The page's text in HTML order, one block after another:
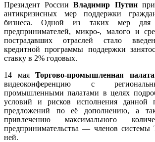
Президент РоссииВладимир Путин
антикризисных мер поддержки
бизнеса. Одной из таких мер для
предпринимателей, микро-, малого и
пострадавших отраслей стало
кредитной программы поддержки
ставку в 2% годовых.
14 маяТоргово-промышленная
видеоконференцию с
промышленными палатами в целях
условий и рисков исполнения данной
предложений по её дополнению, а
привлечению максимального
предпринимательства — членов
ней.